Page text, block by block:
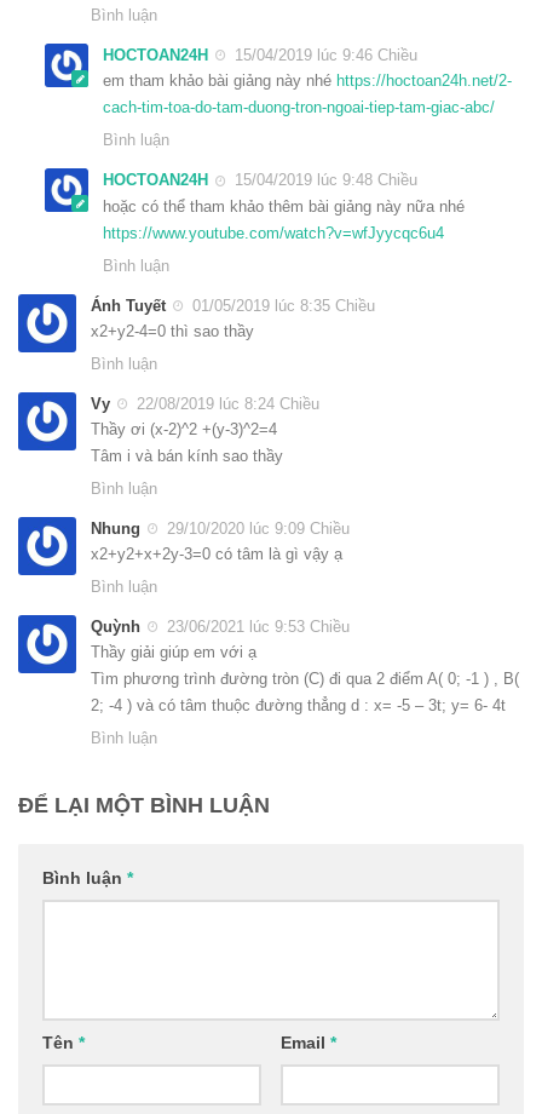
Bình luận
HOCTOAN24H
15/04/2019 lúc 9:46 Chiều
em tham khảo bài giảng này nhé https://hoctoan24h.net/2-
cach-tim-toa-do-tam-duong-tron-ngoai-tiep-tam-giac-abc/
Bình luận
HOCTOAN24H
15/04/2019 lúc 9:48 Chiều
hoặc có thể tham khảo thêm bài giảng này nữa nhé
https://www.youtube.com/watch?v=wfJyycqc6u4
Bình luận
Ánh Tuyết
01/05/2019 lúc 8:35 Chiều
x2+y2-4=0 thì sao thầy
Bình luận
Vy
22/08/2019 lúc 8:24 Chiều
Thầy ơi (x-2)^2 +(y-3)^2=4
Tâm i và bán kính sao thầy
Bình luận
Nhung
29/10/2020 lúc 9:09 Chiều
x2+y2+x+2y-3=0 có tâm là gì vậy ạ
Bình luận
Quỳnh
23/06/2021 lúc 9:53 Chiều
Thầy giải giúp em với ạ
Tìm phương trình đường tròn (C) đi qua 2 điểm A( 0; -1 ) , B(
2; -4 ) và có tâm thuộc đường thẳng d : x= -5 – 3t; y= 6- 4t
Bình luận
ĐỂ LẠI MỘT BÌNH LUẬN
Bình luận *
Tên * Email *